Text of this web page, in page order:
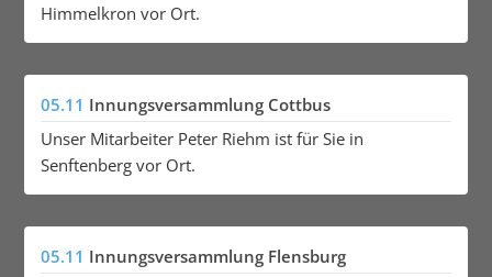
Himmelkron vor Ort.
05.11 Innungsversammlung Cottbus
Unser Mitarbeiter Peter Riehm ist für Sie in
Senftenberg vor Ort.
05.11 Innungsversammlung Flensburg